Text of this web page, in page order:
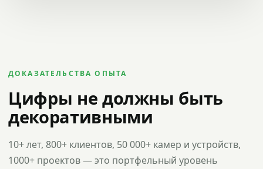
ДОКАЗАТЕЛЬСТВА ОПЫТА
Цифры не должны быть
декоративными
10+ лет, 800+ клиентов, 50 000+ камер и устройств,
1000+ проектов — это портфельный уровень